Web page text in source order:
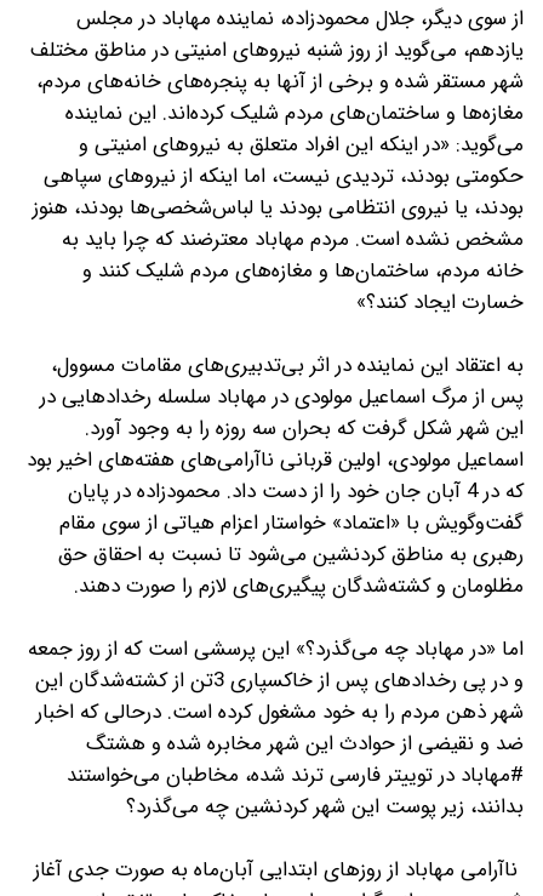
از سوی دیگر، جلال محمود‌زاده، نماینده مهاباد در مجلس
یازدهم، می‌گوید از روز شنبه نیروهای امنیتی در مناطق مختلف
شهر مستقر شده و برخی از آنها به پنجره‌های خانه‌های مردم،
مغازه‌ها و ساختمان‌های مردم شلیک کرده‌اند. این نماینده
می‌گوید: «در اینکه این افراد متعلق به نیروهای امنیتی و
حکومتی بودند، تردیدی نیست، اما اینکه از نیروهای سپاهی
بودند، یا نیروی انتظامی بودند یا لباس‌شخصی‌ها بودند، هنوز
مشخص نشده است. مردم مهاباد معترضند که چرا باید به
خانه مردم، ساختمان‌ها و مغازه‌های مردم شلیک کنند و
خسارت ایجاد کنند؟»
به اعتقاد این نماینده در اثر بی‌تدبیری‌های مقامات مسوول،
پس از مرگ اسماعیل مولودی در مهاباد سلسله رخدادهایی در
این شهر شکل گرفت که بحران سه روزه را به وجود آورد.
اسماعیل مولودی، اولین قربانی ناآرامی‌های هفته‌های اخیر بود
که در 4 آبان جان خود را از دست داد. محمود‌زاده در پایان
گفت‌وگویش با «اعتماد» خواستار اعزام هیاتی از سوی مقام
رهبری به مناطق کردنشین می‌شود تا نسبت به احقاق حق
مظلومان و کشته‌شدگان پیگیری‌های لازم را صورت دهند.
اما «در مهاباد چه می‌گذرد؟» این پرسشی است که از روز جمعه
و در پی رخدادهای پس از خاکسپاری 3تن از کشته‌شدگان این
شهر ذهن مردم را به خود مشغول کرده است. در‌حالی که اخبار
ضد و نقیضی از حوادث این شهر مخابره شده و هشتگ
#مهاباد در توییتر فارسی ترند شده، مخاطبان می‌خواستند
بدانند، زیر پوست این شهر کردنشین چه می‌گذرد؟
ناآرامی مهاباد از روزهای ابتدایی آبان‌ماه به صورت جدی آغاز